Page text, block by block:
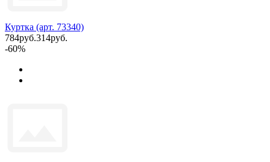
Куртка (арт. 73340)
784руб.314руб.
-60%